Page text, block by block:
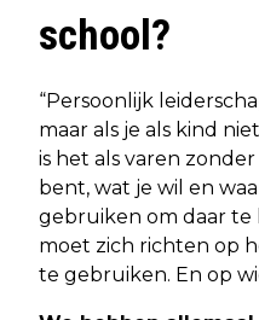
school?
“Persoonlijk
maar als je als kind
is het als varen
bent, wat je wil en
gebruiken om daar te
moet zich richten op
te gebruiken. En op